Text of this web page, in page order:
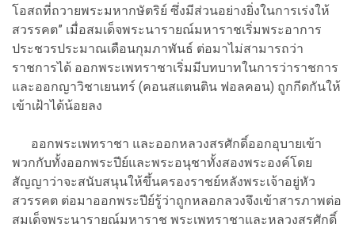
โอสถที่ถวายพระมหากษัตริย์ ซึ่งมีส่วนอย่างยิ่งในการเร่งให้
สวรรคต” เมื่อสมเด็จพระนารายณ์มหาราชเริ่มพระอาการ
ประชวรประมาณเดือนกุมภาพันธ์ ต่อมาไม่สามารถว่า
ราชการได้ ออกพระเพทราชาเริ่มมีบทบาทในการว่าราชการ
และออกญาวิชาเยนทร์ (คอนสแตนติน ฟอลคอน) ถูกกีดกันให้
เข้าเฝ้าได้น้อยลง
ออกพระเพทราชา และออกหลวงสรศักดิ์ออกอุบายเข้า
พวกกับทั้งออกพระปีย์และพระอนุชาทั้งสองพระองค์โดย
สัญญาว่าจะสนับสนุนให้ขึ้นครองราชย์หลังพระเจ้าอยู่หัว
สวรรคต ต่อมาออกพระปีย์รู้ว่าถูกหลอกลวงจึงเข้าสารภาพต่อ
สมเด็จพระนารายณ์มหาราช พระเพทราชาและหลวงสรศักดิ์